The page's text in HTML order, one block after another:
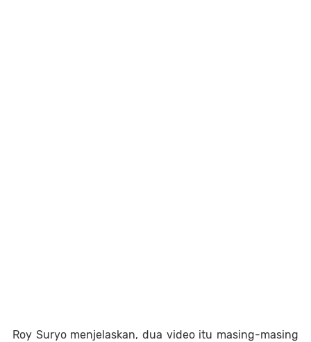
Roy Suryo menjelaskan, dua video itu masing-masing